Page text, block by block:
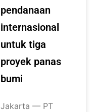
pendanaan
internasional
untuk tiga
proyek panas
bumi
Jakarta — PT